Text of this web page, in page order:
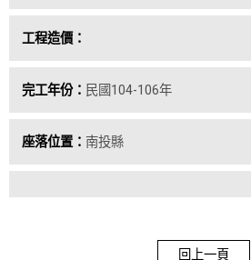
工程造價：
完工年份： 民國104-106年
座落位置： 南投縣
回上一頁